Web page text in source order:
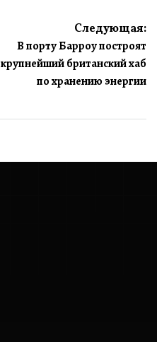
Следующая:
В порту Барроу построят
крупнейший британский хаб
по хранению энергии